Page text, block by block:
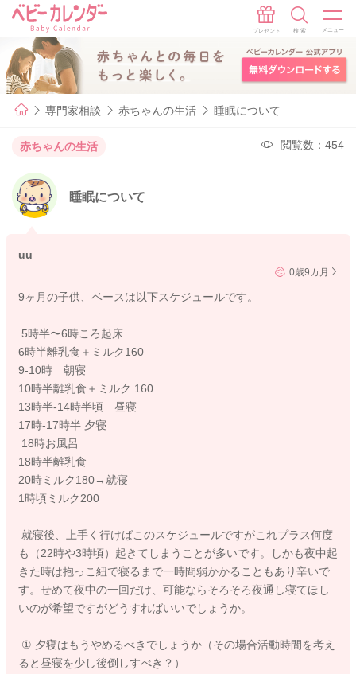
専門家相談 赤ちゃんの生活 睡眠について
赤ちゃんの生活 閲覧数：454
睡眠について
uu
0歳9カ月
9ヶ月の子供、ベースは以下スケジュールです。
5時半〜6時ころ起床
6時半離乳食＋ミルク160
9-10時 朝寝
10時半離乳食＋ミルク 160
13時半-14時半頃 昼寝
17時-17時半 夕寝
18時お風呂
18時半離乳食
20時ミルク180→就寝
1時頃ミルク200
就寝後、上手く行けばこのスケジュールですがこれプラス何度
も（22時や3時頃）起きてしまうことが多いです。しかも夜中起
きた時は抱っこ紐で寝るまで一時間弱かかることもあり辛いで
す。せめて夜中の一回だけ、可能ならそろそろ夜通し寝てほし
いのが希望ですがどうすればいいでしょうか。
① 夕寝はもうやめるべきでしょうか（その場合活動時間を考え
ると昼寝を少し後倒しすべき？）